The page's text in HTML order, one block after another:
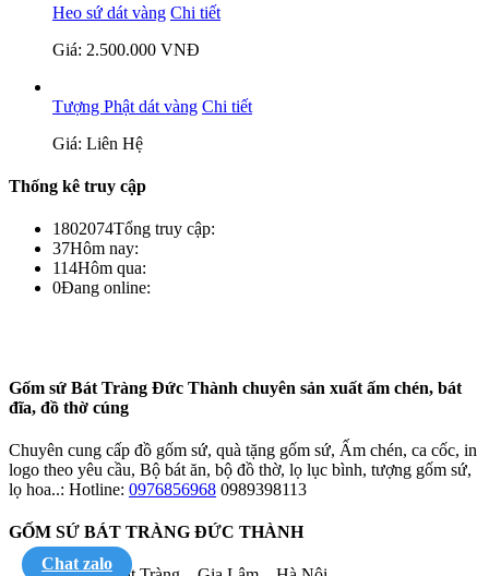
Heo sứ dát vàng Chi tiết
Giá: 2.500.000 VNĐ
Tượng Phật dát vàng Chi tiết
Giá: Liên Hệ
Thống kê truy cập
1802074Tổng truy cập:
37Hôm nay:
114Hôm qua:
0Đang online:
Gốm sứ Bát Tràng Đức Thành chuyên sản xuất ấm chén, bát
đĩa, đồ thờ cúng
Chuyên cung cấp đồ gốm sứ, quà tặng gốm sứ, Ấm chén, ca cốc, in
logo theo yêu cầu, Bộ bát ăn, bộ đồ thờ, lọ lục bình, tượng gốm sứ,
lọ hoa..: Hotline: 0976856968 0989398113
GỐM SỨ BÁT TRÀNG ĐỨC THÀNH
Chat zalo